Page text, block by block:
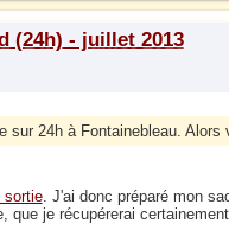
(24h) - juillet 2013
sur 24h à Fontainebleau.
sortie. J'ai donc préparé mon
que je récupérerai